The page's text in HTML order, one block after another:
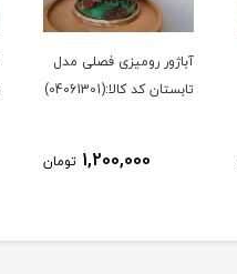
آباژور رومیزی فصلی مدل
تابستان کد کالا:(04061301)
1,200,000 تومان